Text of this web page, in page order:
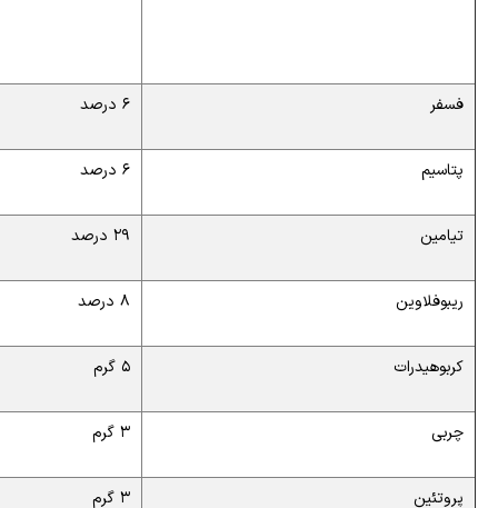
فسفر 6 درصد
پتاسیم 6 درصد
تیامین 29 درصد
ریبوفلاوین 8 درصد
کربوهیدرات 5 گرم
چربی 3 گرم
پروتئین 3 گرم